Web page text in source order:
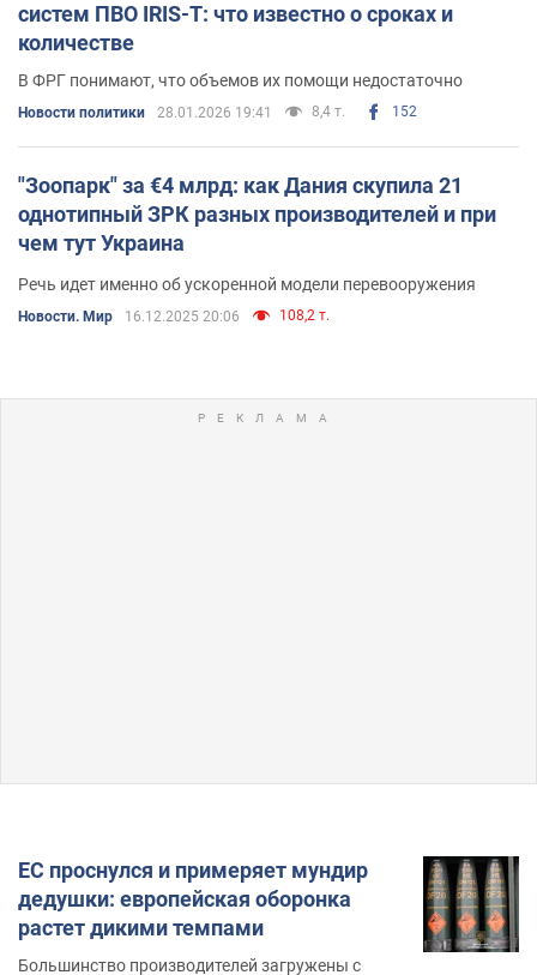
систем ПВО IRIS-T: что известно о сроках и
количестве
В ФРГ понимают, что объемов их помощи недостаточно
Новости политики 28.01.2026 19:41 8,4 т. 152
"Зоопарк" за €4 млрд: как Дания скупила 21
однотипный ЗРК разных производителей и при
чем тут Украина
Речь идет именно об ускоренной модели перевооружения
Новости. Мир 16.12.2025 20:06 108,2 т.
ЕС проснулся и примеряет мундир
дедушки: европейская оборонка
растет дикими темпами
Большинство производителей загружены с